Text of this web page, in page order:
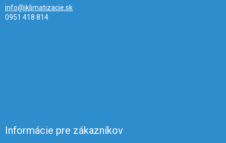
info@iklimatizacie.sk
0951 418 814
Informácie pre zákazníkov